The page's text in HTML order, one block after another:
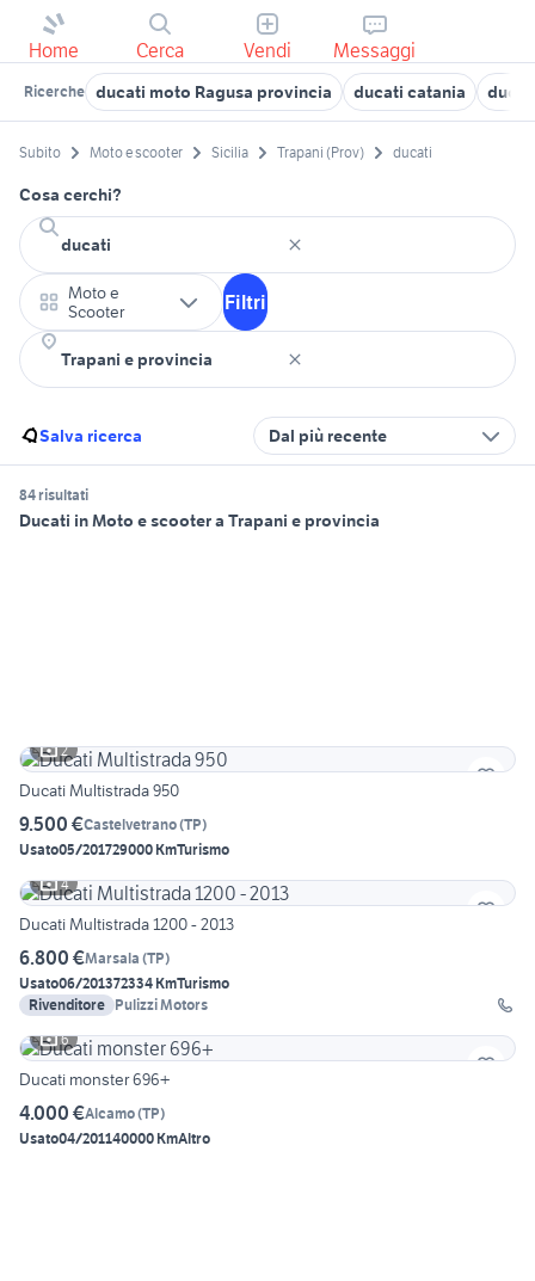
Home Cerca Vendi Messaggi
Ricerche ducati moto Ragusa provincia ducati catania
Subito Moto e scooter Sicilia Trapani (Prov) ducati
Cosa cerchi?
Moto e
Scooter
Filtri
Salva ricerca Dal più recente
84 risultati
Ducati in Moto e scooter a Trapani e provincia
2
Ducati Multistrada 950
9.500 €Castelvetrano(TP)
Usato05/201729000 KmTurismo
4
Ducati Multistrada 1200 - 2013
6.800 €Marsala (TP)
Usato06/201372334 KmTurismo
Rivenditore Pulizzi Motors
6
Ducati monster 696+
4.000 €Alcamo(TP)
Usato04/201140000 KmAltro